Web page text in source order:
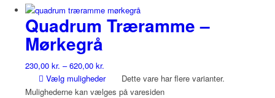
Quadrum Træramme –
Mørkegrå
230,00 kr. –620,00 kr.
Vælg muligheder
Dette vare har flere varianter.
Mulighederne kan vælges på varesiden